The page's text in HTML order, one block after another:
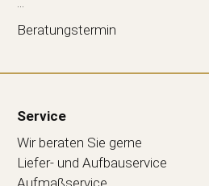
Beratungstermin
Service
Wir beraten Sie gerne
Liefer- und Aufbauservice